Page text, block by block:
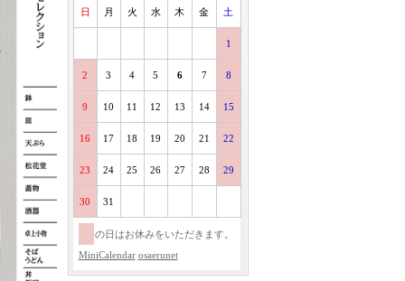
日 月 火 水 木 金 土
1
2 3 4 5 6 7 8
9 10 11 12 13 14 15
16 17 18 19 20 21 22
23 24 25 26 27 28 29
30 31
の日はお休みをいただきます。
MiniCalendar osaerunet